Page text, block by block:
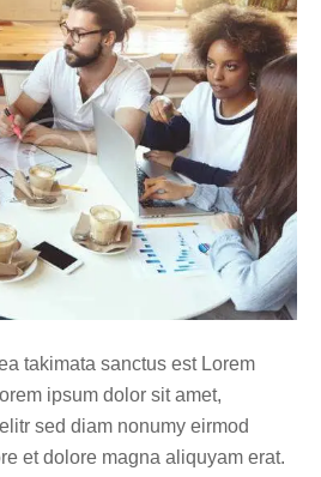
takimata sanctus est Lorem
ipsum dolor sit amet,
sed diam nonumy eirmod
et dolore magna aliquyam erat.